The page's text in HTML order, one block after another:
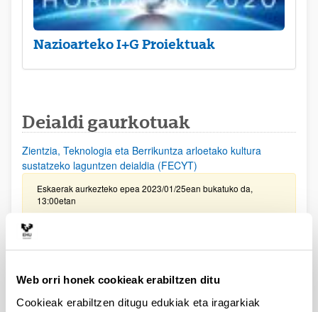
Web orri honek cookieak erabiltzen ditu
Cookieak erabiltzen ditugu edukiak eta iragarkiak
Nazioarteko I+G Proiektuak
Deialdi gaurkotuak
Zientzia, Teknologia eta Berrikuntza arloetako kultura
sustatzeko laguntzen deialdia (FECYT)
Eskaerak aurkezteko epea 2023/01/25ean bukatuko da,
13:00etan
PIFG22/27: “Caracterización y evaluación de nuevos
candidatos terapéuticos frente a la disfunción del receptor
Aurkezteko epea itxita: 2022/11/04 - 2022/11/24 23:59
2022/12/05 - Beka emateko proposamena argitaratu da.